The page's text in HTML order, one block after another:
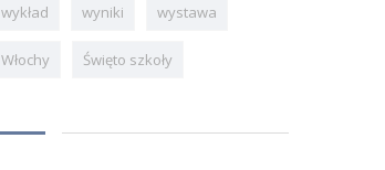
wykład wyniki wystawa
Włochy Święto szkoły